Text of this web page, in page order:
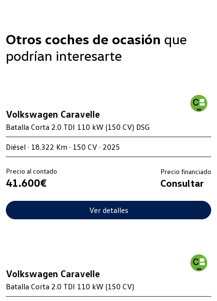
Otros coches de ocasión que
podrían interesarte
Volkswagen Caravelle
Batalla Corta 2.0 TDI 110 kW (150 CV) DSG
Diésel · 18.322 Km · 150 CV · 2025
Precio al contado
41.600€
Precio financiado
Consultar
Ver detalles
Volkswagen Caravelle
Batalla Corta 2.0 TDI 110 kW (150 CV)